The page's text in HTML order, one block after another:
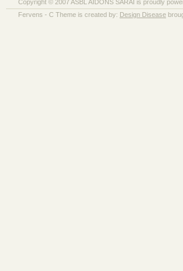
Copyright © 2007 ASBL AIDONS SARAÏ is proudly
Fervens - C Theme is created by: Design Disease